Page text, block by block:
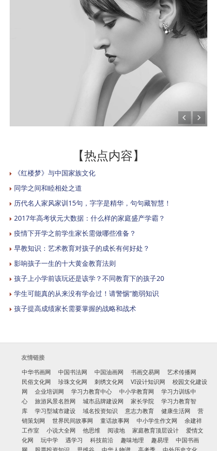
【热点内容】
《红楼梦》与中国家族文化
同学之间和睦相处之道
历代名人家风家训15句，字字是精华，句句藏智慧！
2017年高考状元大数据：什么样的家庭盛产学霸？
疫情下开学之前学生家长需做哪些准备？
早教知识：艺术教育对孩子的成长有何好处？
影响孩子一生的十大黄金教育法则
孩子上小学前该玩还是该学？不同教育下的孩子20
学生可能真的从来没有学会过！请警惕“脆弱知识
孩子提高成绩家长需要掌握的战略和战术
友情链接
中华书画网
中国书法网 中国油画网 书画交易网
艺术传播网
民俗文化网
珍珠文化网 刺绣文化网 VI设计知识网
校园文化建设
网
企业培训网 学习力教育中心 中小学教育网
学习力训练中
心
旅游风景名胜网 城市品牌建设网 家长学院
学习力教育智
库
学习型城市建设 域名投资知识 意志力教育 健康生活网
营
销策划网
世界民间故事网 童话故事网 中小学生作文网
余建祥
工作室
小说大全网 他思维 阅读地 家庭教育顶层设计
爱情文
化网
玩中学 遇学习 科技前沿 趣味地理 趣易理
中国书画